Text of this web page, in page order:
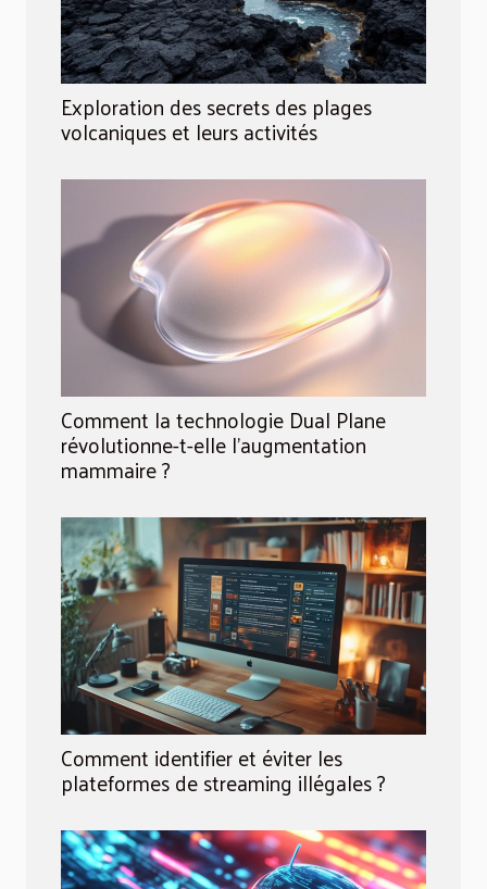
Exploration des secrets des plages
volcaniques et leurs activités
Comment la technologie Dual Plane
révolutionne-t-elle l'augmentation
mammaire ?
Comment identifier et éviter les
plateformes de streaming illégales ?